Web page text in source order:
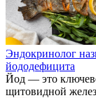
Эндокринолог
йододефицита
Йод — это
щитовидной